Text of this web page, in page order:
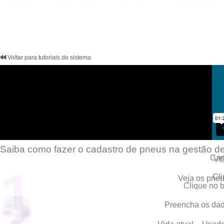
Voltar para tutoriais do sistema
Saiba como fazer o cadastro de pneus na gestão
1 Veja os
Clique no
Preencha os